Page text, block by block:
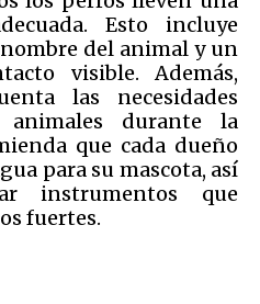
Esto incluye
del animal y un
visible. Además,
las necesidades
animales durante la
que cada dueño
para su mascota, así
instrumentos que
fuertes.